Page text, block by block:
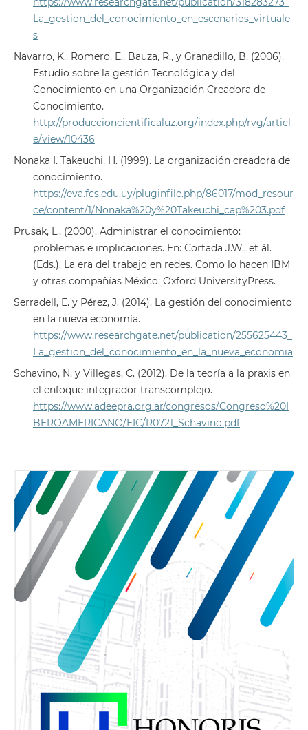
La_gestion_del_conocimiento_en_escenarios_virtuale
s
Navarro, K., Romero, E., Bauza, R., y Granadillo, B. (2006).
Estudio sobre la gestión Tecnológica y del
Conocimiento en una Organización Creadora de
Conocimiento.
http://produccioncientificaluz.org/index.php/rvg/articl
e/view/10436
Nonaka I. Takeuchi, H. (1999). La organización creadora de
conocimiento.
https://eva.fcs.edu.uy/pluginfile.php/86017/mod_resour
ce/content/1/Nonaka%20y%20Takeuchi_cap%203.pdf
Prusak, L., (2000). Administrar el conocimiento:
problemas e implicaciones. En: Cortada J.W., et ál.
(Eds.). La era del trabajo en redes. Como lo hacen IBM
y otras compañías México: Oxford UniversityPress.
Serradell, E. y Pérez, J. (2014). La gestión del conocimiento
en la nueva economía.
https://www.researchgate.net/publication/255625443_
La_gestion_del_conocimiento_en_la_nueva_economia
Schavino, N. y Villegas, C. (2012). De la teoría a la praxis en
el enfoque integrador transcomplejo.
https://www.adeepra.org.ar/congresos/Congreso%20I
BEROAMERICANO/EIC/R0721_Schavino.pdf